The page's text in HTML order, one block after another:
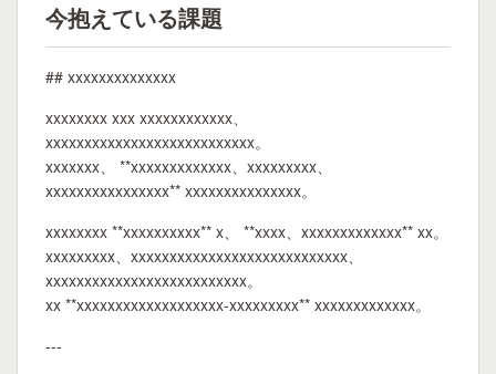
今抱えている課題
## xxxxxxxxxxxxxx
xxxxxxxx xxx xxxxxxxxxxxx、
xxxxxxxxxxxxxxxxxxxxxxxxxxx。
xxxxxxx、 **xxxxxxxxxxxxx、xxxxxxxxx、
xxxxxxxxxxxxxxxx** xxxxxxxxxxxxxxx。
xxxxxxxx **xxxxxxxxxx** x、 **xxxx、xxxxxxxxxxxxx** xx。
xxxxxxxxx、xxxxxxxxxxxxxxxxxxxxxxxxxxxx、
xxxxxxxxxxxxxxxxxxxxxxxxxx。
xx **xxxxxxxxxxxxxxxxxxx-xxxxxxxxx** xxxxxxxxxxxxx。
---